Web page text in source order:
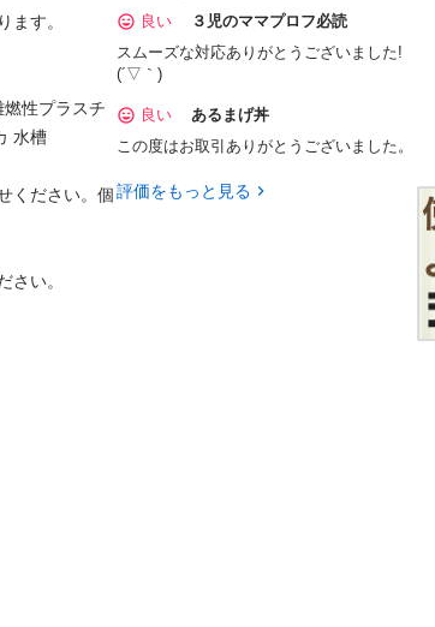
ます。
性プラスチ
水槽
ください。個
さい。
良い
３児のママプロフ必読
スムーズな対応ありがとうございました!
(´▽｀)
良い
あるまげ丼
この度はお取引ありがとうございました。
評価をもっと見る